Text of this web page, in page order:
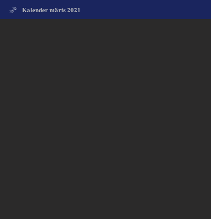
Kalender märts 2021